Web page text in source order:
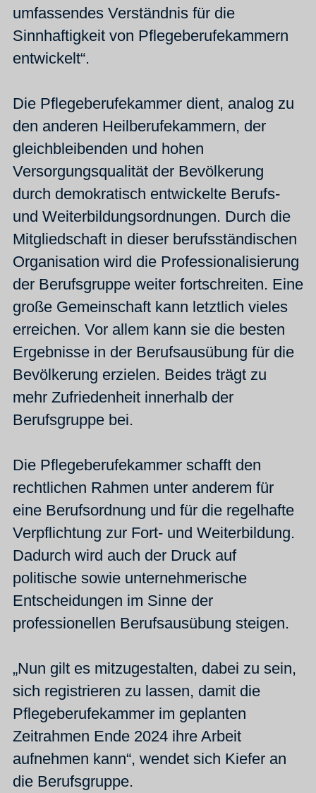
umfassendes Verständnis für die
Sinnhaftigkeit von Pflegeberufekammern
entwickelt“.
Die Pflegeberufekammer dient, analog zu
den anderen Heilberufekammern, der
gleichbleibenden und hohen
Versorgungsqualität der Bevölkerung
durch demokratisch entwickelte Berufs-
und Weiterbildungsordnungen. Durch die
Mitgliedschaft in dieser berufsständischen
Organisation wird die Professionalisierung
der Berufsgruppe weiter fortschreiten. Eine
große Gemeinschaft kann letztlich vieles
erreichen. Vor allem kann sie die besten
Ergebnisse in der Berufsausübung für die
Bevölkerung erzielen. Beides trägt zu
mehr Zufriedenheit innerhalb der
Berufsgruppe bei.
Die Pflegeberufekammer schafft den
rechtlichen Rahmen unter anderem für
eine Berufsordnung und für die regelhafte
Verpflichtung zur Fort- und Weiterbildung.
Dadurch wird auch der Druck auf
politische sowie unternehmerische
Entscheidungen im Sinne der
professionellen Berufsausübung steigen.
„Nun gilt es mitzugestalten, dabei zu sein,
sich registrieren zu lassen, damit die
Pflegeberufekammer im geplanten
Zeitrahmen Ende 2024 ihre Arbeit
aufnehmen kann“, wendet sich Kiefer an
die Berufsgruppe.